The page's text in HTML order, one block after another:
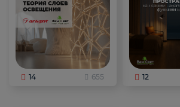
14 655 12